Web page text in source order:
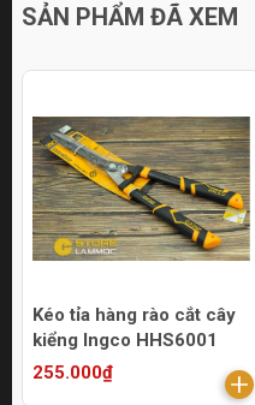
SẢN PHẨM ĐÃ XEM
Kéo tỉa hàng rào cắt cây
kiểng Ingco HHS6001
255.000₫